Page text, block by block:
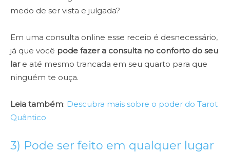
medo de ser vista e julgada?
Em uma consulta online esse receio é desnecessário,
já que você pode fazer a consulta no conforto do seu
lare até mesmo trancada em seu quarto para que
ninguém te ouça.
Leia também: Descubra mais sobre o poder do Tarot
Quântico
3) Pode ser feito em qualquer lugar